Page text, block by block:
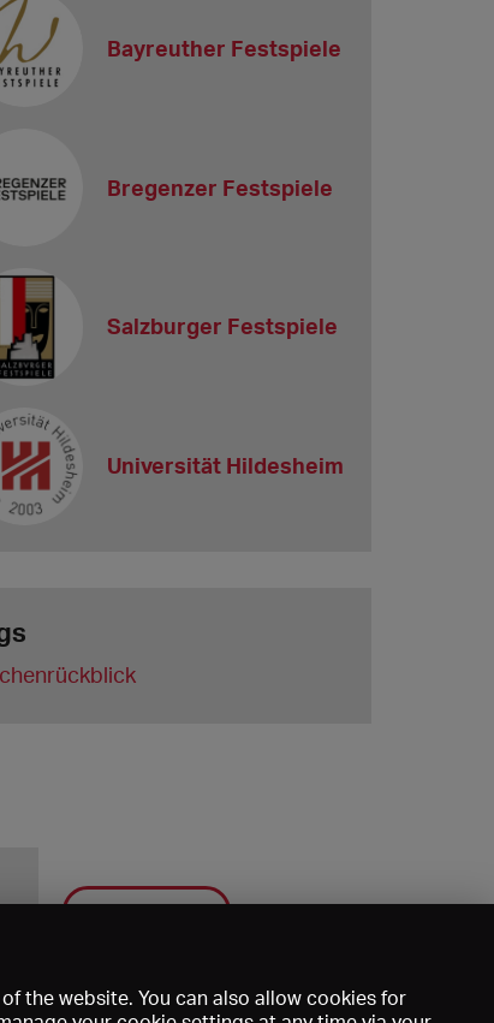
Bayreuther Festspiele
Bregenzer Festspiele
Salzburger Festspiele
Universität Hildesheim
Save
the website. You can also allow cookies for